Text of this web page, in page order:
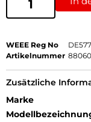
WEEE Reg No
Artikelnummer
Zusätzliche
Marke